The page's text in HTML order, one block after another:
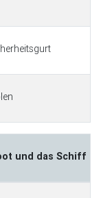
und das Schiff